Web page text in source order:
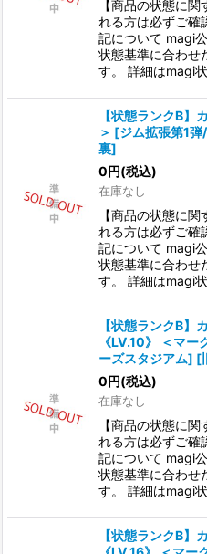
【商品の状態に
れる方は必ずご確
記について magi
状態基準に合わせ
す。 詳細はmagi
【状態ランクB】
＞ [ジム拡張第1
裏]
0円(税込)
在庫なし
【商品の状態に
れる方は必ずご確
記について magi
状態基準に合わせ
す。 詳細はmagi
【状態ランクB】
《LV.10》 ＜マ
ーズスタジアム] [
0円(税込)
在庫なし
【商品の状態に
れる方は必ずご確
記について magi
状態基準に合わせ
す。 詳細はmagi
【状態ランクB】